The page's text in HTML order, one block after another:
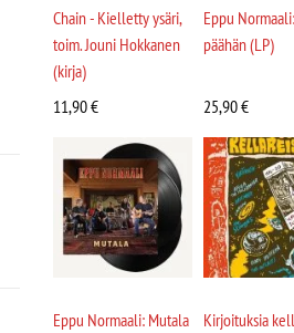
Chain - Kielletty ysäri,
toim. Jouni Hokkanen
(kirja)
11,90€
Eppu
päähän (LP)
25,90€
Eppu Normaali: Mutala
Kirjoituksia